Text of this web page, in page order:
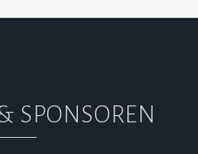
SPONSOREN